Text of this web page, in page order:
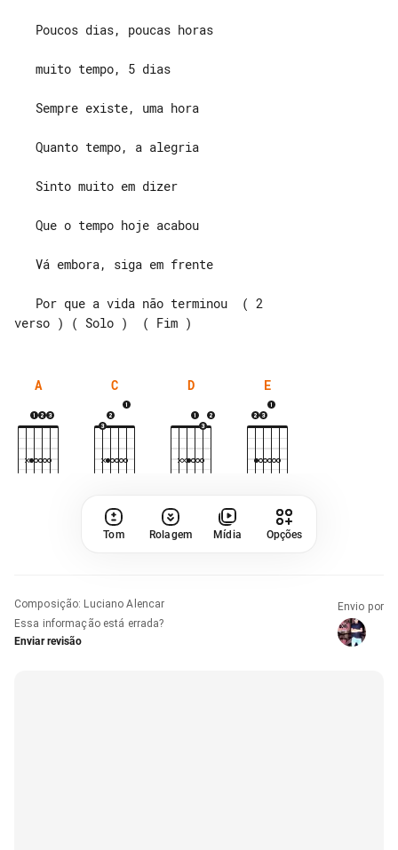
A C D E
Tom Rolagem Mídia Opções
Composição: Luciano Alencar
Essa informação está errada?
Enviar revisão
Envio por